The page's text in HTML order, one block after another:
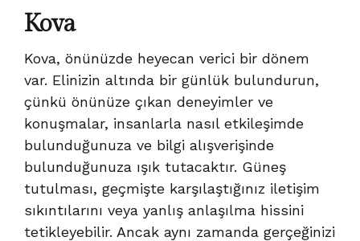
Kova
Kova, önünüzde heyecan verici bir dönem
var. Elinizin altında bir günlük bulundurun,
çünkü önünüze çıkan deneyimler ve
konuşmalar, insanlarla nasıl etkileşimde
bulunduğunuza ve bilgi alışverişinde
bulunduğunuza ışık tutacaktır. Güneş
tutulması, geçmişte karşılaştığınız iletişim
sıkıntılarını veya yanlış anlaşılma hissini
tetikleyebilir. Ancak aynı zamanda gerçeğinizi